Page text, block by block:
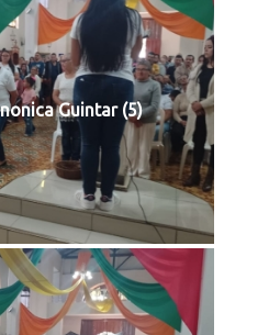
Guintar (5)